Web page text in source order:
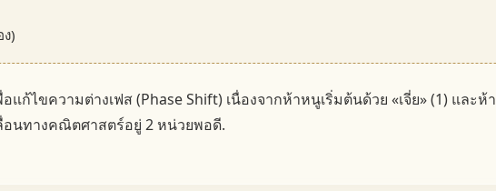
)
อแก้ไขความต่างเฟส (Phase Shift) เนื่องจากห้าหนูเริ่มต้นด้วย «เจี่ย» (1) และห้า
อนทางคณิตศาสตร์อยู่ 2 หน่วยพอดี.